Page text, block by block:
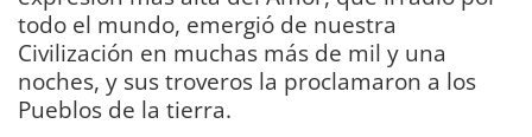
todo el mundo, emergió de nuestra
Civilización en muchas más de mil y una
noches, y sus troveros la proclamaron a los
Pueblos de la tierra.